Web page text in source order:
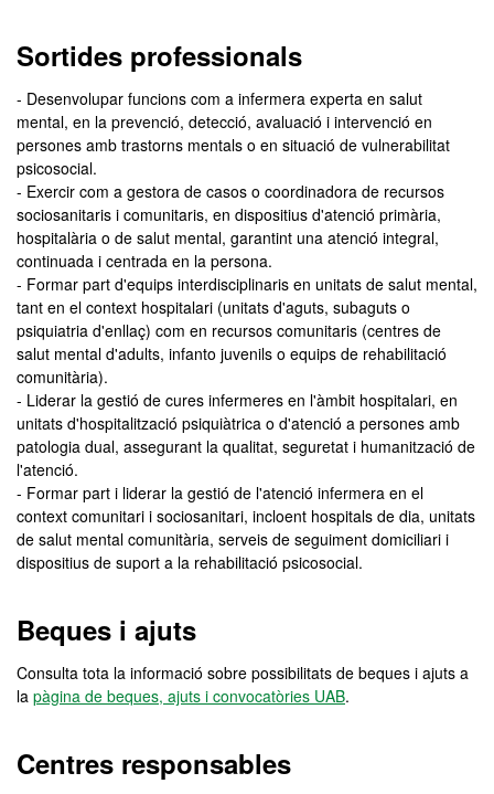
Sortides professionals
- Desenvolupar funcions com a infermera experta en salut
mental, en la prevenció, detecció, avaluació i intervenció en
persones amb trastorns mentals o en situació de vulnerabilitat
psicosocial.
- Exercir com a gestora de casos o coordinadora de recursos
sociosanitaris i comunitaris, en dispositius d'atenció primària,
hospitalària o de salut mental, garantint una atenció integral,
continuada i centrada en la persona.
- Formar part d'equips interdisciplinaris en unitats de salut mental,
tant en el context hospitalari (unitats d'aguts, subaguts o
psiquiatria d'enllaç) com en recursos comunitaris (centres de
salut mental d'adults, infanto juvenils o equips de rehabilitació
comunitària).
- Liderar la gestió de cures infermeres en l'àmbit hospitalari, en
unitats d'hospitalització psiquiàtrica o d'atenció a persones amb
patologia dual, assegurant la qualitat, seguretat i humanització de
l'atenció.
- Formar part i liderar la gestió de l'atenció infermera en el
context comunitari i sociosanitari, incloent hospitals de dia, unitats
de salut mental comunitària, serveis de seguiment domiciliari i
dispositius de suport a la rehabilitació psicosocial.
Beques i ajuts
Consulta tota la informació sobre possibilitats de beques i ajuts a
la pàgina de beques, ajuts i convocatòries UAB.
Centres responsables